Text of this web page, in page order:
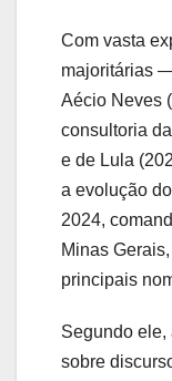
Com vasta
majoritárias
Aécio Neves
consultoria
e de Lula
a evolução
2024,
Minas
principais
Segundo ele,
sobre